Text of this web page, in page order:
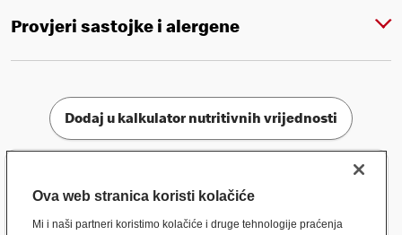
Provjeri sastojke i alergene
Dodaj u kalkulator nutritivnih vrijednosti
Ova web stranica koristi kolačiće
Mi i naši partneri koristimo kolačiće i druge tehnologije praćenja